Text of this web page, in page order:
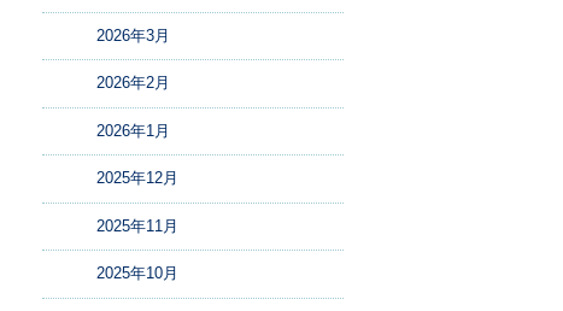
2026年3月
2026年2月
2026年1月
2025年12月
2025年11月
2025年10月